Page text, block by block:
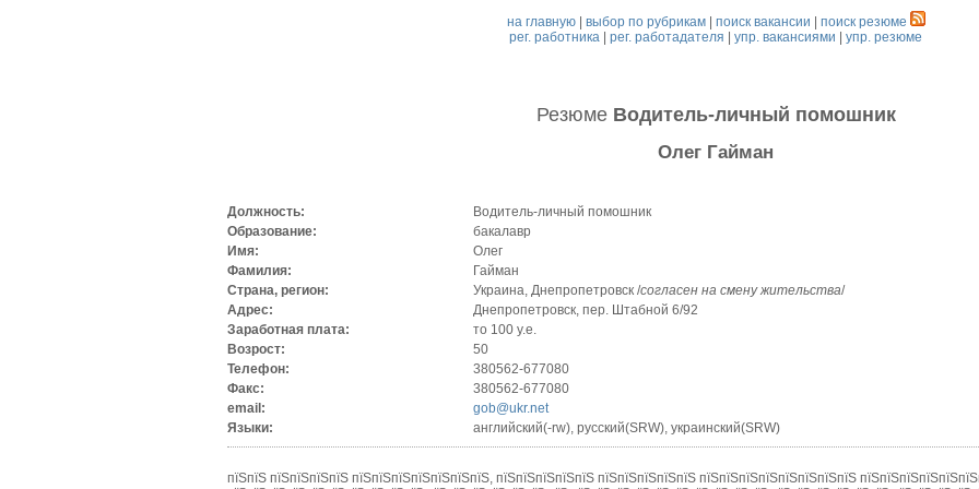
на главную| выбор по рубрикам| поиск вакансии
поиск резюме
рег. работника |рег. работадателя |упр. вакансиями |упр. резюме
Резюме Водитель-личный помошник
Олег Гайман
Должность:
Водитель-личный помошник
Образование:
бакалавр
Имя:
Олег
Фамилия:
Гайман
Страна, регион:
Украина, Днепропетровск /согласен на смену жительства/
Адрес:
Днепропетровск, пер. Штабной 6/92
Заработная плата:
то 100 у.е.
Возрост:
50
Телефон:
380562-677080
Факс:
380562-677080
email:
gob@ukr.net
Языки:
английский(-rw), русский(SRW), украинский(SRW)
пїЅпїЅ пїЅпїЅпїЅпїЅ пїЅпїЅпїЅпїЅпїЅпїЅпїЅ, пїЅпїЅпїЅпїЅпїЅ пїЅпїЅпїЅпїЅпїЅ пїЅпїЅпїЅпїЅпїЅпїЅпїЅпїЅ